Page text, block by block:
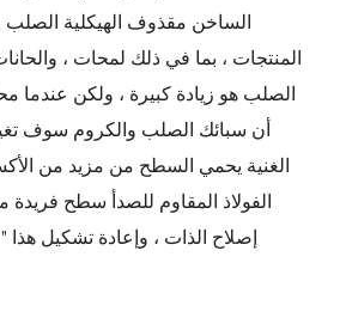
الساخن مقذوف الهيكلية الصلب
الصلب هو زيادة كبيرة ، ولكن عندما
أن سبائك الصلب والكروم سوف
الغنية يحمي السطح من مزيد من
الفولاذ المقاوم للصدأ سطح
إصلاح الذات ، وإعادة تشكيل